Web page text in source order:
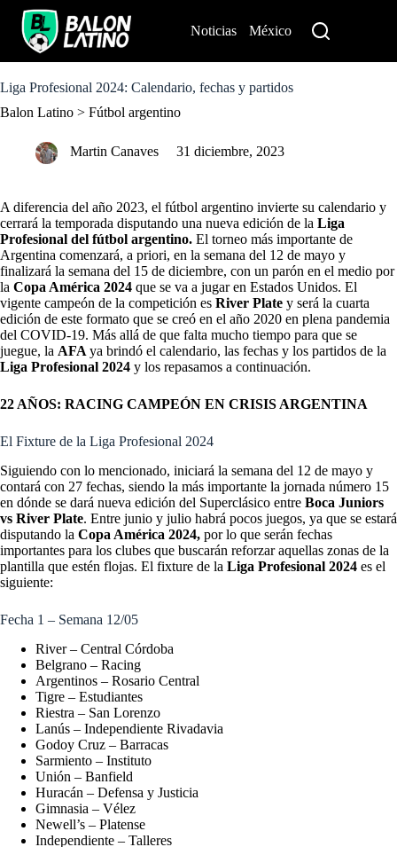
o
o
Noticias México
Liga Profesional 2024: Calendario, fechas y partidos
Balon Latino > Fútbol argentino
Martin Canaves 31 diciembre, 2023
A diferencia del año 2023, el fútbol argentino invierte su calendario y
cerrará la temporada disputando una nueva edición de la Liga
Profesional del fútbol argentino. El torneo más importante de
Argentina comenzará, a priori, en la semana del 12 de mayo y
finalizará la semana del 15 de diciembre, con un parón en el medio por
la Copa América 2024 que se va a jugar en Estados Unidos. El
vigente campeón de la competición es River Plate y será la cuarta
edición de este formato que se creó en el año 2020 en plena pandemia
del COVID-19. Más allá de que falta mucho tiempo para que se
juegue, la AFA ya brindó el calendario, las fechas y los partidos de la
Liga Profesional 2024 y los repasamos a continuación.
22 AÑOS: RACING CAMPEÓN EN CRISIS ARGENTINA
El Fixture de la Liga Profesional 2024
Siguiendo con lo mencionado, iniciará la semana del 12 de mayo y
contará con 27 fechas, siendo la más importante la jornada número 15
en dónde se dará nueva edición del Superclásico entre Boca Juniors
vs River Plate. Entre junio y julio habrá pocos juegos, ya que se estará
disputando la Copa América 2024, por lo que serán fechas
importantes para los clubes que buscarán reforzar aquellas zonas de la
plantilla que estén flojas. El fixture de la Liga Profesional 2024 es el
siguiente:
Fecha 1 – Semana 12/05
River – Central Córdoba
Belgrano – Racing
Argentinos – Rosario Central
Tigre – Estudiantes
Riestra – San Lorenzo
Lanús – Independiente Rivadavia
Godoy Cruz – Barracas
Sarmiento – Instituto
Unión – Banfield
Huracán – Defensa y Justicia
Gimnasia – Vélez
Newell’s – Platense
Independiente – Talleres